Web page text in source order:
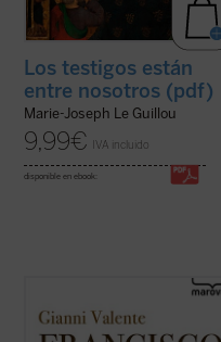
Los testigos están
entre nosotros (pdf)
Marie-Joseph Le Guillou
9,99€ IVA incluido
disponible en ebook:
¿Quién es el Papa que viene «del fin del
jesuita, conocido en Argentina por su
sensibilidad pastoral, su estilo de vida